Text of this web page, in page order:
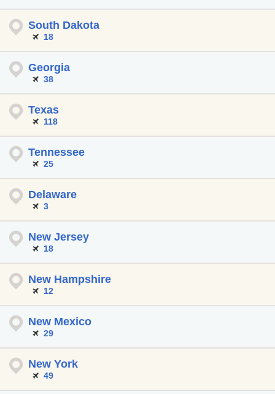
South Dakota
18
Georgia
38
Texas
118
Tennessee
25
Delaware
3
New Jersey
18
New Hampshire
12
New Mexico
29
New York
49